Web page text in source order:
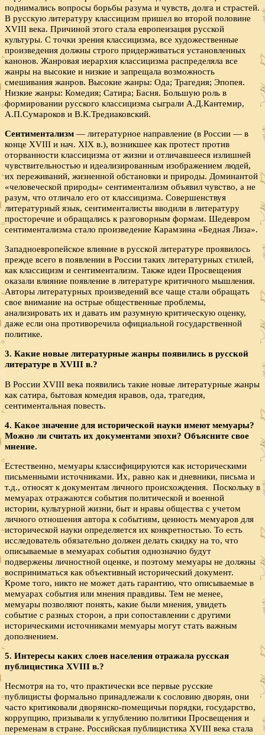
поднимались вопросы борьбы разума и чувств, долга и страстей.
В русскую литературу классицизм пришел во второй половине
XVIII века. Причиной этого стала европеизация русской
культуры. С точки зрения классицизма, все художественные
произведения должны строго придерживаться установленных
канонов. Жанровая иерархия классицизма распределяла все
жанры на высокие и низкие и запрещала возможность
смешивания жанров. Высокие жанры: Ода; Трагедия; Эпопея.
Низкие жанры: Комедия; Сатира; Басня. Большую роль в
формировании русского классицизма сыграли А.Д.Кантемир,
А.П.Сумароков и В.К.Тредиаковский.
Сентиментализм — литературное направление (в России — в
конце XVIII и нач. XIX в.), возникшее как протест против
оторванности классицизма от жизни и отличавшееся излишней
чувствительностью и идеализированным изображением людей,
их переживаний, жизненной обстановки и природы. Доминантой
«человеческой природы» сентиментализм объявил чувство, а не
разум, что отличало его от классицизма. Совершенствуя
литературный язык, сентименталисты вводили в литературу
просторечие и обращались к разговорным формам. Шедевром
сентиментализма стало произведение Карамзина «Бедная Лиза».
Западноевропейское влияние в русской литературе проявилось
прежде всего в появлении в России таких литературных стилей,
как классицизм и сентиментализм. Также идеи Просвещения
оказали влияние появление в литературе критичного мышления.
Авторы литературных произведений все чаще стали обращать
свое внимание на острые общественные проблемы,
анализировать их и давать им разумную критическую оценку,
даже если она противоречила официальной государственной
политике.
3. Какие новые литературные жанры появились в русской
литературе в XVIII в.?
В России XVIII века появились такие новые литературные жанры
как сатира, бытовая комедия нравов, ода, трагедия,
сентиментальная повесть.
4. Какое значение для исторической науки имеют мемуары?
Можно ли считать их документами эпохи? Объясните свое
мнение.
Естественно, мемуары классифицируются как историческими
письменными источниками. Их, равно как и дневники, письма и
т.д., относят к документам личного происхождения. Поскольку в
мемуарах отражаются события политической и военной
истории, культурной жизни, быт и нравы общества с учетом
личного отношения автора к событиям, ценность мемуаров для
исторической науки определяется их конкретностью. То есть
исследователь обязательно должен делать скидку на то, что
описываемые в мемуарах события однозначно будут
подвержены личностной оценке, и поэтому мемуары не должны
восприниматься как объективный исторический документ.
Кроме того, никто не может дать гарантию, что описываемые в
мемуарах события или мнения правдивы. Тем не менее,
мемуары позволяют понять, какие были мнения, увидеть
событие с разных сторон, а при сопоставлении с другими
историческими источниками мемуары могут стать важным
дополнением.
5. Интересы каких слоев населения отражала русская
публицистика XVIII в.?
Несмотря на то, что практически все первые русские
публицисты формально принадлежали к сословию дворян, они
часто критиковали дворянско-помещичьи порядки, государство,
коррупцию, призывали к углублению политики Просвещения и
переменам в стране. Российская публицистика XVIII века стала